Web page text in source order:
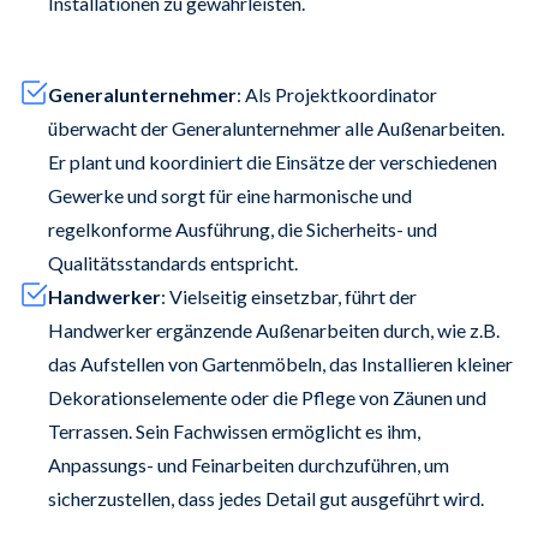
Generalunternehmer: Als Projektkoordinator
überwacht der Generalunternehmer alle Außenarbeiten.
Er plant und koordiniert die Einsätze der verschiedenen
Gewerke und sorgt für eine harmonische und
regelkonforme Ausführung, die Sicherheits- und
Qualitätsstandards entspricht.
Handwerker: Vielseitig einsetzbar, führt der
Handwerker ergänzende Außenarbeiten durch, wie z.B.
das Aufstellen von Gartenmöbeln, das Installieren kleiner
Dekorationselemente oder die Pflege von Zäunen und
Terrassen. Sein Fachwissen ermöglicht es ihm,
Anpassungs- und Feinarbeiten durchzuführen, um
sicherzustellen, dass jedes Detail gut ausgeführt wird.